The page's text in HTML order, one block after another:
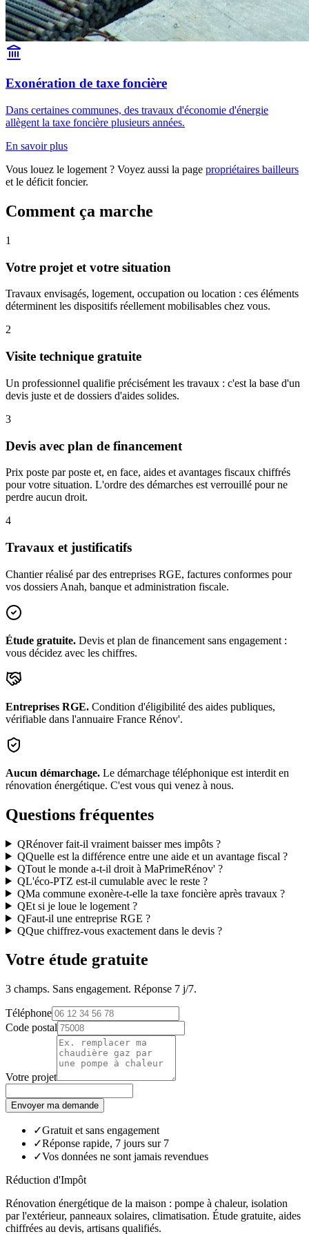
Exonération de taxe foncière
Dans certaines communes, des travaux d'économie d'énergie
allègent la taxe foncière plusieurs années.
En savoir plus
Vous louez le logement ? Voyez aussi la page propriétaires bailleurs
et le déficit foncier.
Comment ça marche
1
Votre projet et votre situation
Travaux envisagés, logement, occupation ou location : ces éléments
déterminent les dispositifs réellement mobilisables chez vous.
2
Visite technique gratuite
Un professionnel qualifie précisément les travaux : c'est la base d'un
devis juste et de dossiers d'aides solides.
3
Devis avec plan de financement
Prix poste par poste et, en face, aides et avantages fiscaux chiffrés
pour votre situation. L'ordre des démarches est verrouillé pour ne
perdre aucun droit.
4
Travaux et justificatifs
Chantier réalisé par des entreprises RGE, factures conformes pour
vos dossiers Anah, banque et administration fiscale.
Étude gratuite. Devis et plan de financement sans engagement :
vous décidez avec les chiffres.
Entreprises RGE. Condition d'éligibilité des aides publiques,
vérifiable dans l'annuaire France Rénov'.
Aucun démarchage. Le démarchage téléphonique est interdit en
rénovation énergétique. C'est vous qui venez à nous.
Questions fréquentes
QRénover fait-il vraiment baisser mes impôts ?
QQuelle est la différence entre une aide et un avantage fiscal ?
QTout le monde a-t-il droit à MaPrimeRénov' ?
QL'éco-PTZ est-il cumulable avec le reste ?
QMa commune exonère-t-elle la taxe foncière après travaux ?
QEt si je loue le logement ?
QFaut-il une entreprise RGE ?
QQue chiffrez-vous exactement dans le devis ?
Votre étude gratuite
3 champs. Sans engagement. Réponse 7 j/7.
Téléphone
Code postal
Votre projet
Envoyer ma demande
✓Gratuit et sans engagement
✓Réponse rapide, 7 jours sur 7
✓Vos données ne sont jamais revendues
Réduction d'Impôt
Rénovation énergétique de la maison : pompe à chaleur, isolation
par l'extérieur, panneaux solaires, climatisation. Étude gratuite, aides
chiffrées au devis, artisans qualifiés.